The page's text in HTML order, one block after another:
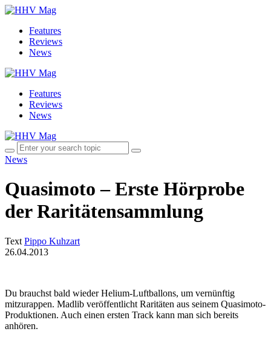
Features
Reviews
News
Features
Reviews
News
News
Quasimoto – Erste Hörprobe
der Raritätensammlung
Text Pippo Kuhzart
26.04.2013
Du brauchst bald wieder Helium-Luftballons, um vernünftig
mitzurappen. Madlib veröffentlicht Raritäten aus seinem Quasimoto-
Produktionen. Auch einen ersten Track kann man sich bereits
anhören.